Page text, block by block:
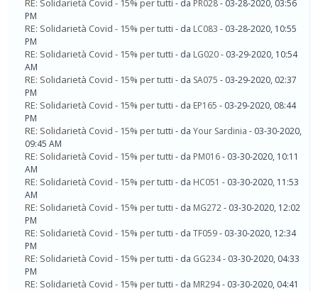
RE: Solidarietà Covid - 15% per tutti - da PR028- 03-28-2020, 03:56
PM
RE: Solidarietà Covid - 15% per tutti - da LC083 - 03-28-2020, 10:55
PM
RE: Solidarietà Covid - 15% per tutti - da LG020- 03-29-2020, 10:54
AM
RE: Solidarietà Covid - 15% per tutti - da SA075 - 03-29-2020, 02:37
PM
RE: Solidarietà Covid - 15% per tutti - da EP165 - 03-29-2020, 08:44
PM
RE: Solidarietà Covid - 15% per tutti - da Your Sardinia - 03-30-2020,
09:45 AM
RE: Solidarietà Covid - 15% per tutti - da PM016- 03-30-2020, 10:11
AM
RE: Solidarietà Covid - 15% per tutti - da HC051 - 03-30-2020, 11:53
AM
RE: Solidarietà Covid - 15% per tutti - da MG272- 03-30-2020, 12:02
PM
RE: Solidarietà Covid - 15% per tutti - da TF059- 03-30-2020, 12:34
PM
RE: Solidarietà Covid - 15% per tutti - da GG234- 03-30-2020, 04:33
PM
RE: Solidarietà Covid - 15% per tutti - da MR294- 03-30-2020, 04:41